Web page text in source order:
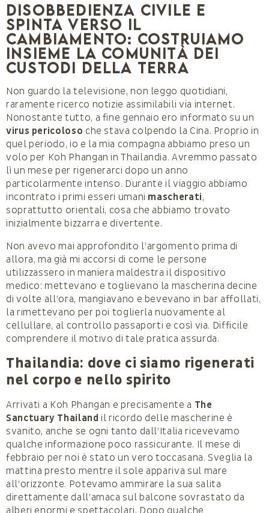
Disobbedienza civile e
spinta verso il
cambiamento: costruiamo
insieme la comunità dei
Custodi della Terra
Non guardo la televisione, non leggo quotidiani,
raramente ricerco notizie assimilabili via internet.
Nonostante tutto, a fine gennaio ero informato su un
virus pericoloso che stava colpendo la Cina. Proprio in
quel periodo, io e la mia compagna abbiamo preso un
volo per Koh Phangan in Thailandia. Avremmo passato
lì un mese per rigenerarci dopo un anno
particolarmente intenso. Durante il viaggio abbiamo
incontrato i primi esseri umani mascherati,
soprattutto orientali, cosa che abbiamo trovato
inizialmente bizzarra e divertente.
Non avevo mai approfondito l’argomento prima di
allora, ma già mi accorsi di come le persone
utilizzassero in maniera maldestra il dispositivo
medico: mettevano e toglievano la mascherina decine
di volte all’ora, mangiavano e bevevano in bar affollati,
la rimettevano per poi toglierla nuovamente al
cellullare, al controllo passaporti e così via. Difficile
comprendere il motivo di tale pratica assurda.
Thailandia: dove ci siamo rigenerati
nel corpo e nello spirito
Arrivati a Koh Phangan e precisamente a The
Sanctuary Thailand il ricordo delle mascherine è
svanito, anche se ogni tanto dall’Italia ricevevamo
qualche informazione poco rassicurante. Il mese di
febbraio per noi è stato un vero toccasana. Sveglia la
mattina presto mentre il sole appariva sul mare
all’orizzonte. Potevamo ammirare la sua salita
direttamente dall’amaca sul balcone sovrastato da
alberi enormi e spettacolari. Dopo qualche